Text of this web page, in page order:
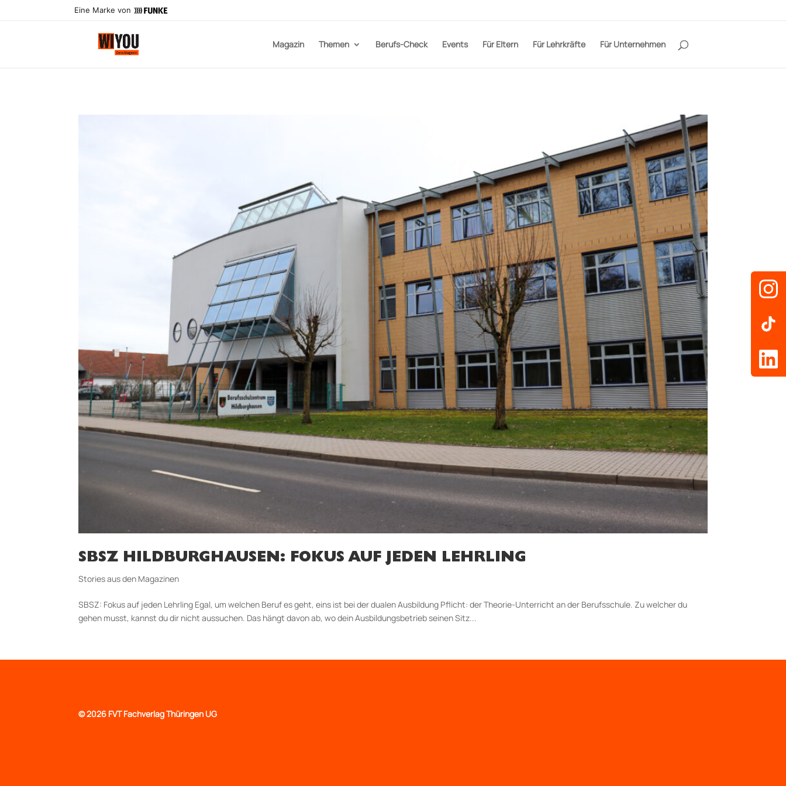
Eine Marke von
Magazin Themen Berufs-Check Events Für Eltern Für Lehrkräfte Für Unternehmen
SBSZ HILDBURGHAUSEN: FOKUS AUF JEDEN LEHRLING
Stories aus den Magazinen
SBSZ: Fokus auf jeden Lehrling Egal, um welchen Beruf es geht, eins ist bei der dualen Ausbildung Pflicht: der Theorie-Unterricht an der Berufsschule. Zu welcher du
gehen musst, kannst du dir nicht aussuchen. Das hängt davon ab, wo dein Ausbildungsbetrieb seinen Sitz...
©2026 FVT Fachverlag Thüringen UG